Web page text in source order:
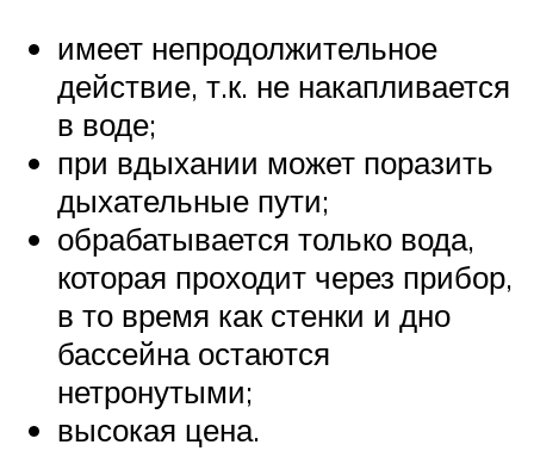
имеет непродолжительное
действие, т.к. не накапливается
в воде;
при вдыхании может поразить
дыхательные пути;
обрабатывается только вода,
которая проходит через прибор,
в то время как стенки и дно
бассейна остаются
нетронутыми;
высокая цена.